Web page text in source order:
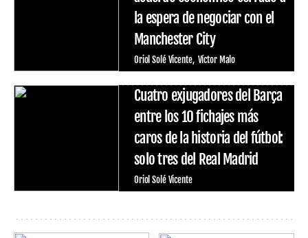
la espera de negociar con el
Manchester City
Oriol Solé Vicente Víctor Malo
Cuatro exjugadores del Barça
entre los 10 fichajes más
caros de la historia del fútbol:
solo tres del Real Madrid
Oriol Solé Vicente